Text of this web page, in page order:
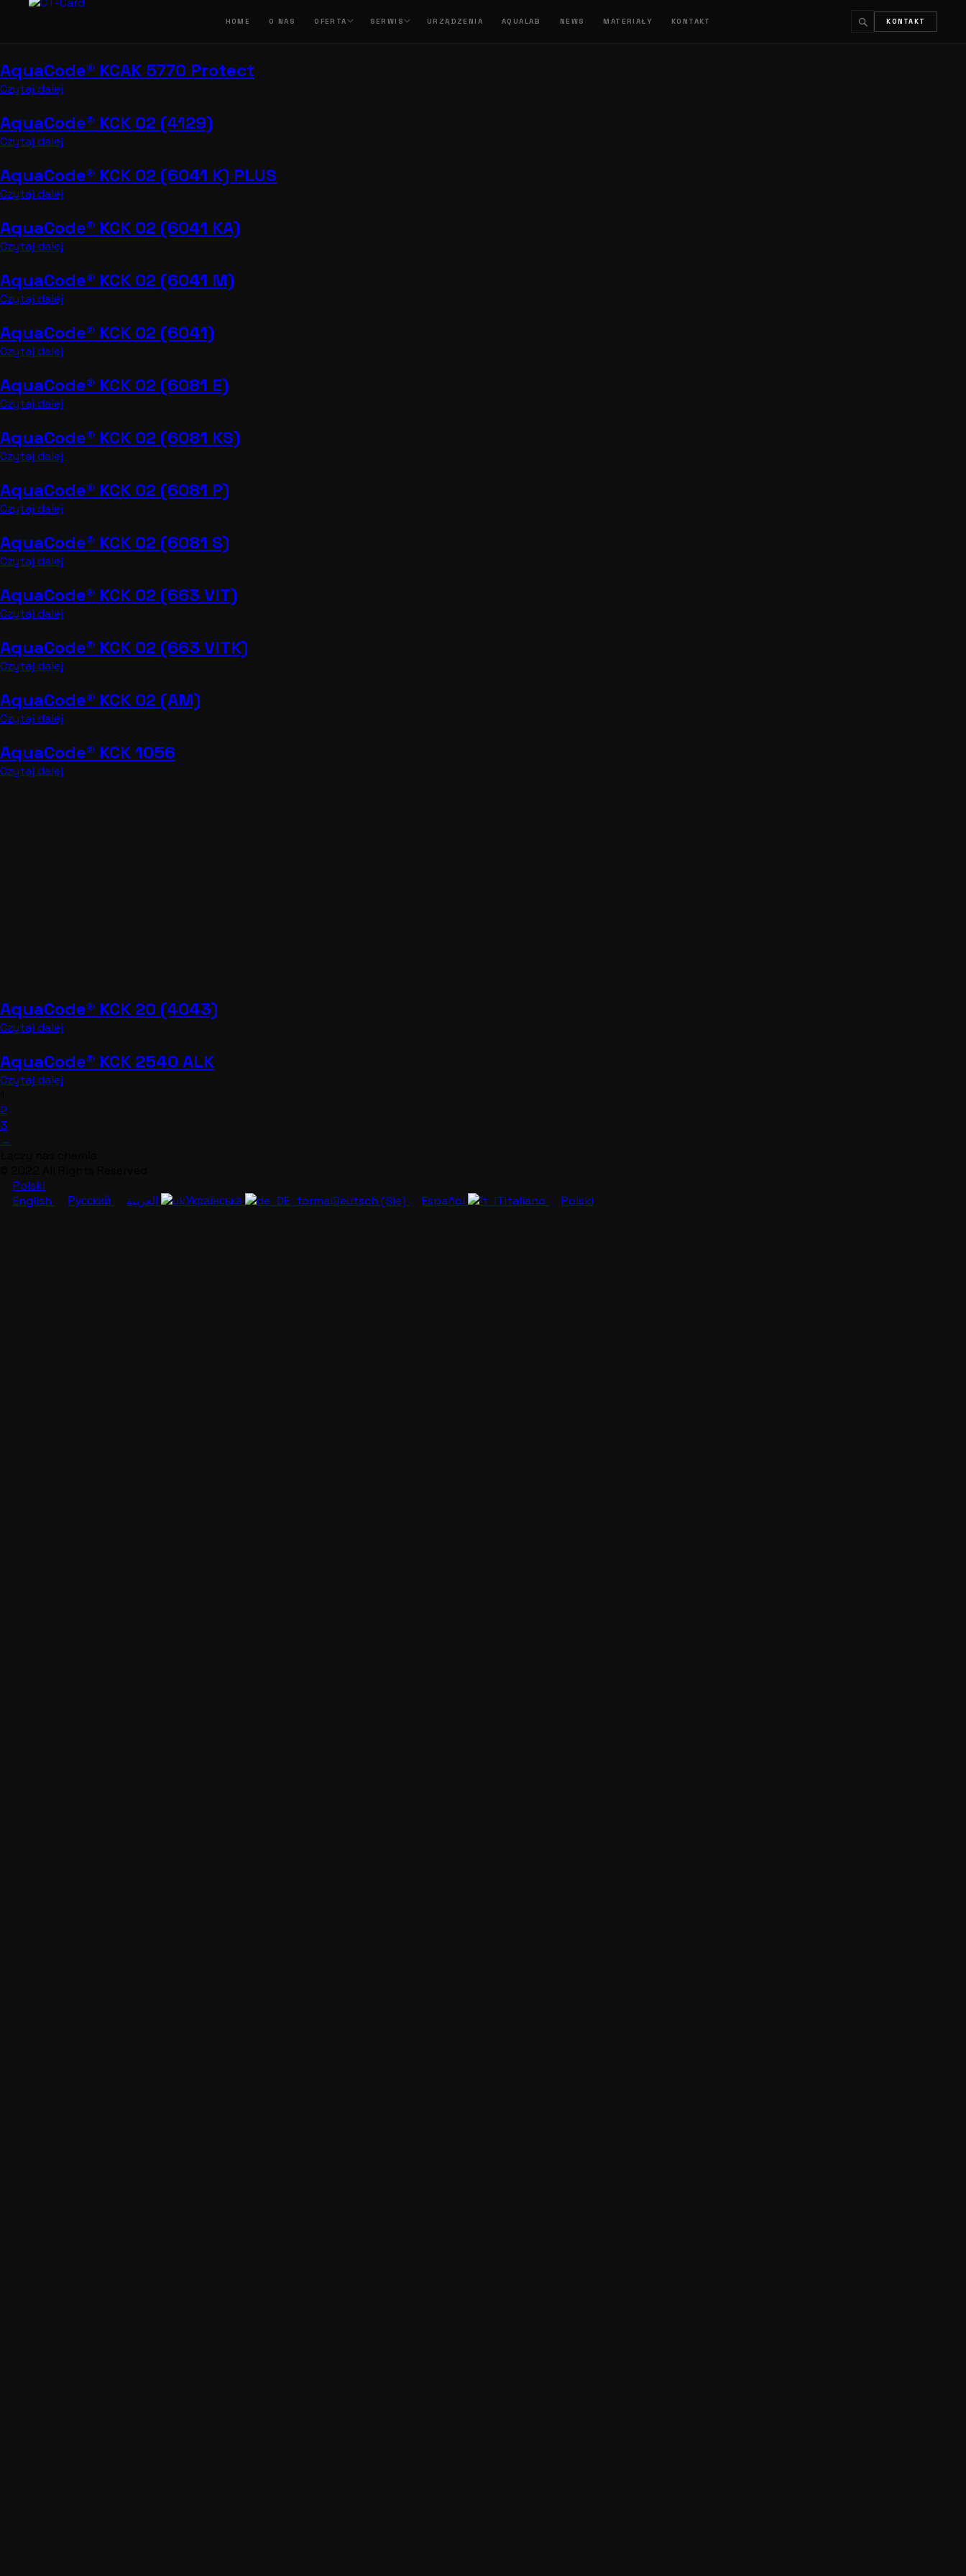
Przejdź
HOME O NAS OFERTA SERWIS URZĄDZENIA AQUALAB NEWS MATERIAŁY KONTAKT KONTAKT
AquaCode® KCAK 5770 Protect
Czytaj dalej
AquaCode® KCK 02 (4129)
Czytaj dalej
AquaCode® KCK 02 (6041 K) PLUS
Czytaj dalej
AquaCode® KCK 02 (6041 KA)
Czytaj dalej
AquaCode® KCK 02 (6041 M)
Czytaj dalej
AquaCode® KCK 02 (6041)
Czytaj dalej
AquaCode® KCK 02 (6081 E)
Czytaj dalej
AquaCode® KCK 02 (6081 KS)
Czytaj dalej
AquaCode® KCK 02 (6081 P)
Czytaj dalej
AquaCode® KCK 02 (6081 S)
Czytaj dalej
AquaCode® KCK 02 (663 VIT)
Czytaj dalej
AquaCode® KCK 02 (663 VITK)
Czytaj dalej
AquaCode® KCK 02 (AM)
Czytaj dalej
AquaCode® KCK 1056
Czytaj dalej
AquaCode® KCK 20 (4043)
Czytaj dalej
AquaCode® KCK 2540 ALK
Czytaj dalej
2
3
→
Polski
English
Русский Українська Deutsch (Sie) Español Italiano Polski